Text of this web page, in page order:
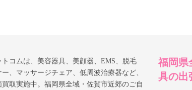
コムは、美容器具、美顔器、EMS、脱毛
、マッサージチェア、低周波治療器など、
取実施中。福岡県全域・佐賀市近郊のご自
福岡県
具の出